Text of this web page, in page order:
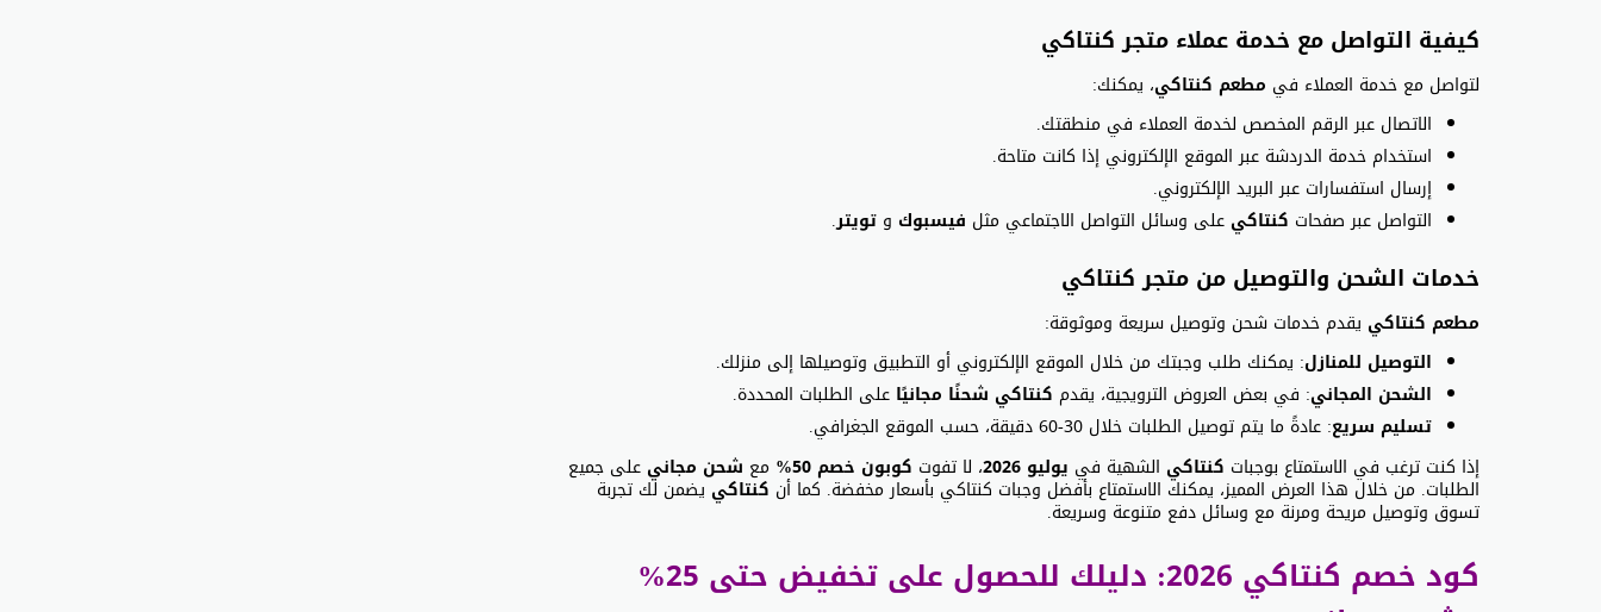
كيفية التواصل مع خدمة عملاء متجر كنتاكي
لتواصل مع خدمة العملاء في مطعم كنتاكي، يمكنك:
الاتصال عبر الرقم المخصص لخدمة العملاء في منطقتك.
استخدام خدمة الدردشة عبر الموقع الإلكتروني إذا كانت متاحة.
إرسال استفسارات عبر البريد الإلكتروني.
التواصل عبر صفحات كنتاكي على وسائل التواصل الاجتماعي مثل فيسبوك و تويتر.
خدمات الشحن والتوصيل من متجر كنتاكي
مطعم كنتاكي يقدم خدمات شحن وتوصيل سريعة وموثوقة:
التوصيل للمنازل: يمكنك طلب وجبتك من خلال الموقع الإلكتروني أو التطبيق وتوصيلها إلى منزلك.
الشحن المجاني: في بعض العروض الترويجية، يقدم كنتاكي شحنًا مجانيًا على الطلبات المحددة.
تسليم سريع: عادةً ما يتم توصيل الطلبات خلال 30-60 دقيقة، حسب الموقع الجغرافي.
إذا كنت ترغب في الاستمتاع بوجبات كنتاكي الشهية في يوليو 2026 ، لا تفوت كوبون خصم 50% مع شحن مجاني على جميع
الطلبات. من خلال هذا العرض المميز، يمكنك الاستمتاع بأفضل وجبات كنتاكي بأسعار مخفضة. كما أن كنتاكي يضمن لك تجربة
تسوق وتوصيل مريحة ومرنة مع وسائل دفع متنوعة وسريعة.
كود خصم كنتاكي 2026: دليلك للحصول على تخفيض حتى ‎%‎25